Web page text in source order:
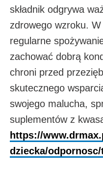
składnik odgrywa
zdrowego wzroku.
regularne
zachować dobrą
chroni przed
skutecznego
swojego malucha,
suplementów z
https://
dziecka/